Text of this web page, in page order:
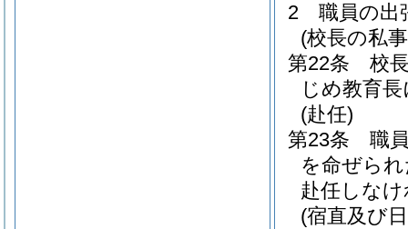
2
職員の出
(校長の私
第22条
校
じめ教育
(赴任)
第23条
職
を命ぜら
赴任しな
(宿直及び